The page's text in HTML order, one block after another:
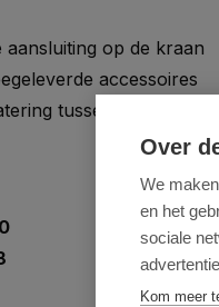
op de kraan
accessoires
tussen potten en
Over
We
en het
sociale
Kom meer